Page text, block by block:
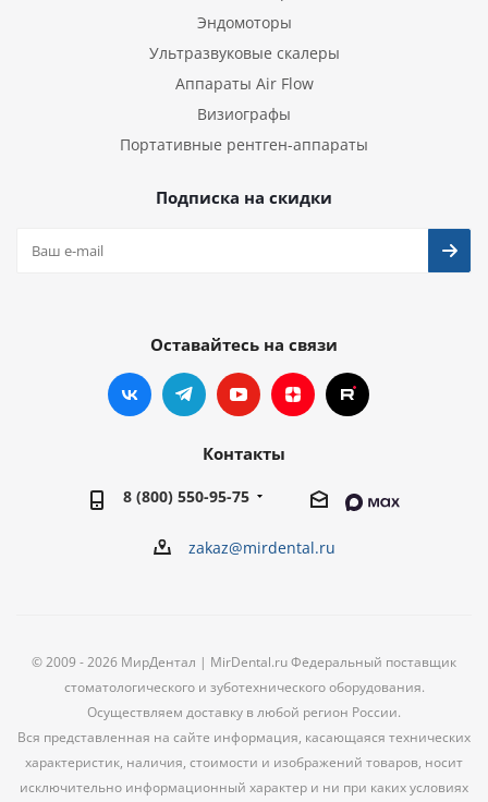
Эндомоторы
Ультразвуковые скалеры
Аппараты Air Flow
Визиографы
Портативные рентген-аппараты
Подписка на скидки
Оставайтесь на связи
Контакты
8 (800) 550-95-75
zakaz@mirdental.ru
© 2009 - 2026 МирДентал | MirDental.ru Федеральный поставщик
стоматологического и зуботехнического оборудования.
Осуществляем доставку в любой регион России.
Вся представленная на сайте информация, касающаяся технических
характеристик, наличия, стоимости и изображений товаров, носит
исключительно информационный характер и ни при каких условиях